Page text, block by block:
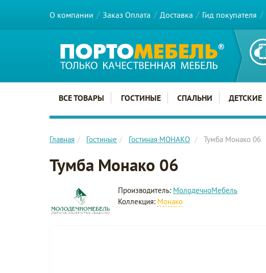
О компании Заказ Оплата Доставка Гид покупателя
Главное меню сайта
ВСЕ ТОВАРЫ ГОСТИНЫЕ СПАЛЬНИ ДЕТСКИЕ
Главная Гостиные Гостиная МОНАКО Тумба Монако 06
Тумба Монако 06
Производитель: МолодечноМебель
Коллекция: Монако